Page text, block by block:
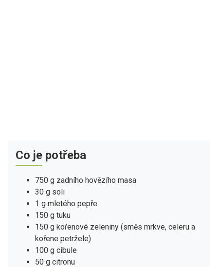
Co je potřeba
750 g zadního hovězího masa
30 g soli
1 g mletého pepře
150 g tuku
150 g kořenové zeleniny (směs mrkve, celeru a
kořene petržele)
100 g cibule
50 g citronu